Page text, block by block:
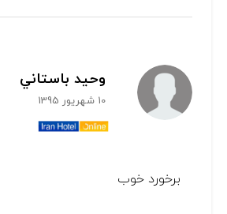
وحيد باستاني
10 شهریور 1395
برخورد خوب